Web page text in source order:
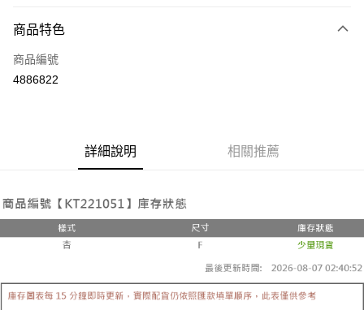
信用卡一次付款
超商取貨付款
大哥付你分期
相關說明
1.本服務由台灣大哥大提供，台灣大哥大用戶可立即使用無須另外申請。
2.付款方式選擇「大哥付你分期」，訂單成立後會自動跳轉到大哥付的交易
流程，驗證手機門號後，選擇欲分期的期數、繳款截止日，確認付款後即完
商品特色
商品編號
4886822
詳細說明 相關推薦